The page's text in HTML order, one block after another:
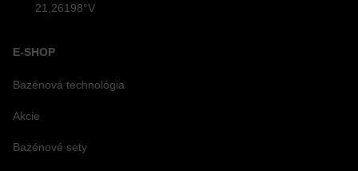
21,26198°V
E-SHOP
Bazénová technológia
Akcie
Bazénové sety